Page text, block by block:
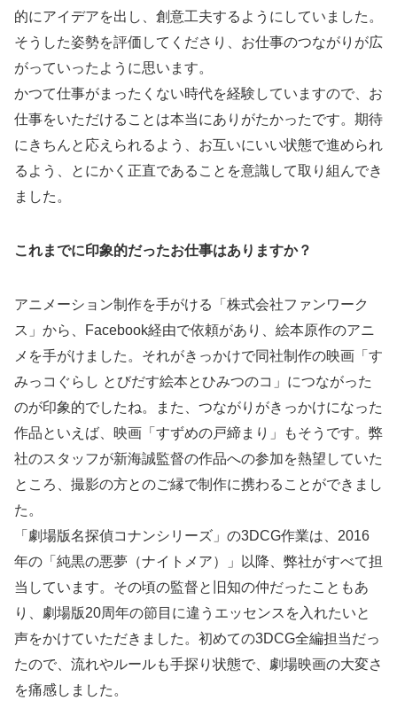
的にアイデアを出し、創意工夫するようにしていました。
そうした姿勢を評価してくださり、お仕事のつながりが広
がっていったように思います。
かつて仕事がまったくない時代を経験していますので、お
仕事をいただけることは本当にありがたかったです。期待
にきちんと応えられるよう、お互いにいい状態で進められ
るよう、とにかく正直であることを意識して取り組んでき
ました。
これまでに印象的だったお仕事はありますか？
アニメーション制作を手がける「株式会社ファンワーク
ス」から、Facebook経由で依頼があり、絵本原作のアニ
メを手がけました。それがきっかけで同社制作の映画「す
みっコぐらし とびだす絵本とひみつのコ」につながった
のが印象的でしたね。また、つながりがきっかけになった
作品といえば、映画「すずめの戸締まり」もそうです。弊
社のスタッフが新海誠監督の作品への参加を熱望していた
ところ、撮影の方とのご縁で制作に携わることができまし
た。
「劇場版名探偵コナンシリーズ」の3DCG作業は、2016
年の「純黒の悪夢（ナイトメア）」以降、弊社がすべて担
当しています。その頃の監督と旧知の仲だったこともあ
り、劇場版20周年の節目に違うエッセンスを入れたいと
声をかけていただきました。初めての3DCG全編担当だっ
たので、流れやルールも手探り状態で、劇場映画の大変さ
を痛感しました。